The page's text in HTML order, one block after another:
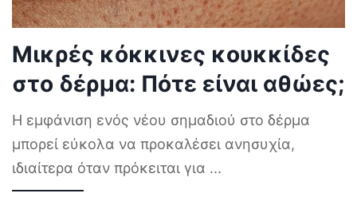
Μικρές κόκκινες κουκκίδες
στο δέρμα: Πότε είναι αθώες;
Η εμφάνιση ενός νέου σημαδιού στο δέρμα
μπορεί εύκολα να προκαλέσει ανησυχία,
ιδιαίτερα όταν πρόκειται για ...